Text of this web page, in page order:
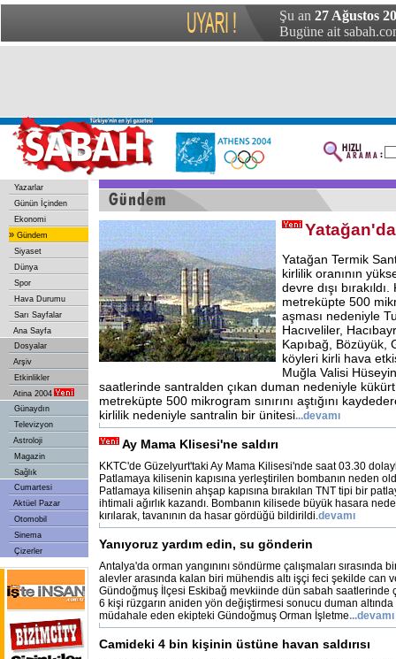
Şu an 27 Ağustos
Bugüne ait
Yazarlar
Günün İçinden
Ekonomi
» Gündem
Siyaset
Dünya
Spor
Hava Durumu
Sarı Sayfalar
Ana Sayfa
Dosyalar
Arşiv
Etkinlikler
Atina 2004
Günaydın
Televizyon
Astroloji
Magazin
Sağlık
Cumartesi
Aktüel Pazar
Otomobil
Sinema
Çizerler
Yatağan Termik
kirlilik oranının
devre dışı
metreküpte 500
aşması nedeniyle
Hacıveliler,
Kapıbağ, Bözüyük,
köyleri kirli hava
Muğla Valisi
saatlerinde santralden çıkan duman nedeniyle kükürt
metreküpte 500 mikrogram sınırını aştığını
kirlilik nedeniyle santralin bir ünitesi...devamı
Ay Mama Klisesi'ne saldırı
KKTC'de Güzelyurt'taki Ay Mama Kilisesi'nde saat 03.30
Patlamaya kilisenin kapısına yerleştirilen bombanın neden
Patlamaya kilisenin ahşap kapısına bırakılan TNT tipi bir
ihtimali ağırlık kazandı. Bombanın kilisede büyük hasara
kırılarak, tavanının da hasar gördüğü bildirildi.devamı
Yanıyoruz yardım edin, su gönderin
Antalya'da orman yangınını söndürme çalışmaları sırasında
alevler arasında kalan biri mühendis altı işçi feci şekilde can
Gündoğmuş İlçesi Eskibağ mevkiinde dün sabah saatlerinde
6 kişi rüzgarın aniden yön değiştirmesi sonucu duman altında
müdahale eden ekipteki Gündoğmuş Orman İşletme...devamı
Camideki 4 bin kişinin üstüne havan saldırısı